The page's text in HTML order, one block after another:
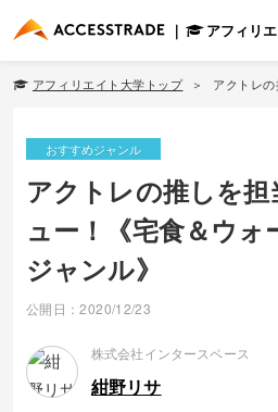
アフィリ
アフィリエイト大学トップ アクトレ
おすすめジャンル
アクトレの推しを
ュー！《宅食＆ウォ
ジャンル》
公開日：2020/12/23
株式会社インタースペース
紺野リサ